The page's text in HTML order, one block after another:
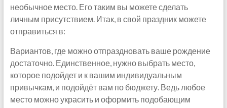
необычное место. Его таким вы можете сделать
личным присутствием. Итак, в свой праздник можете
отправиться в:
Вариантов, где можно отпраздновать ваше рождение
достаточно. Единственное, нужно выбрать место,
которое подойдет и к вашим индивидуальным
привычкам, и подойдёт вам по бюджету. Ведь любое
место можно украсить и оформить подобающим